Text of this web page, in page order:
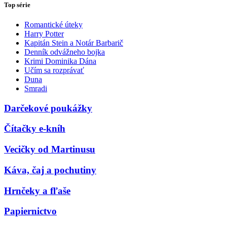
Top série
Romantické úteky
Harry Potter
Kapitán Stein a Notár Barbarič
Denník odvážneho bojka
Krimi Dominika Dána
Učím sa rozprávať
Duna
Smradi
Darčekové poukážky
Čítačky e-kníh
Vecičky od Martinusu
Káva, čaj a pochutiny
Hrnčeky a fľaše
Papiernictvo